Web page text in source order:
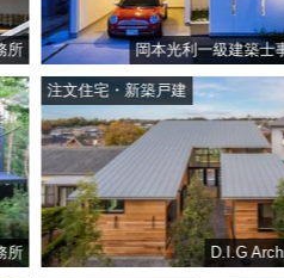
岡本光利一級建築士事務所
注文住宅・新築戸建
D.I.G Architects